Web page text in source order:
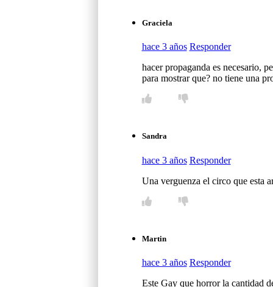
Graciela
hace 3 años Responder
hacer propaganda es
para mostrar que? no tiene una
Sandra
hace 3 años Responder
Una verguenza el circo que esta
Martin
hace 3 años Responder
Este Gay que horror la cantidad